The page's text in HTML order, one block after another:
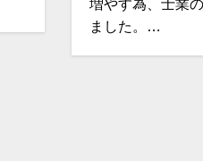
増やす為、士業
ました。…